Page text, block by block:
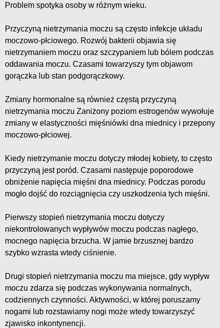
Problem spotyka osoby w różnym wieku.
Przyczyną nietrzymania moczu są często infekcje układu
moczowo-płciowego. Rozwój bakterii objawia się
nietrzymaniem moczu oraz szczypaniem lub bólem podczas
oddawania moczu. Czasami towarzyszy tym objawom
gorączka lub stan podgorączkowy.
Zmiany hormonalne są również częstą przyczyną
nietrzymania moczu Zaniżony poziom estrogenów wywołuje
zmiany w elastyczności mięśniówki dna miednicy i przepony
moczowo-płciowej.
Kiedy nietrzymanie moczu dotyczy młodej kobiety, to często
przyczyną jest poród. Czasami następuje poporodowe
obniżenie napięcia mięśni dna miednicy. Podczas porodu
mogło dojść do rozciągnięcia czy uszkodzenia tych mięśni.
Pierwszy stopień nietrzymania moczu dotyczy
niekontrolowanych wypływów moczu podczas nagłego,
mocnego napięcia brzucha. W jamie brzusznej bardzo
szybko wzrasta wtedy ciśnienie.
Drugi stopień nietrzymania moczu ma miejsce, gdy wypływ
moczu zdarza się podczas wykonywania normalnych,
codziennych czynności. Aktywności, w której poruszamy
nogami lub rozstawiamy nogi może wtedy towarzyszyć
zjawisko inkontynencji.